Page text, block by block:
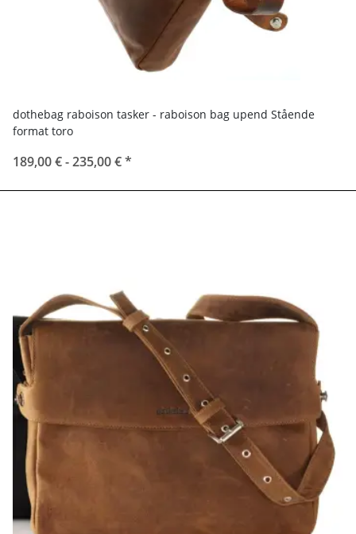
dothebag raboison tasker - raboison bag upend Stående
format toro
189,00 € -235,00 €*